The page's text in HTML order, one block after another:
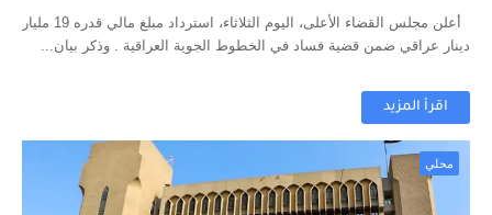
أعلن مجلس القضاء الأعلى، اليوم الثلاثاء، استرداد مبلغ مالي قدره 19 مليار
دينار عراقي ضمن قضية فساد في الخطوط الجوية العراقية . وذكر بيان...
اقرأ المزيد
محلي